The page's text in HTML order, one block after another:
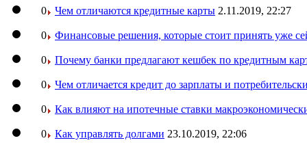
0 Чем отличаются кредитные карты 2.11.2019, 22:27
0 Финансовые решения, которые стоит принять уже
0 Почему банки предлагают кешбек по кредитным
0 Чем отличается кредит до зарплаты и
0 Как влияют на ипотечные ставки
0 Как управлять долгами 23.10.2019, 22:06